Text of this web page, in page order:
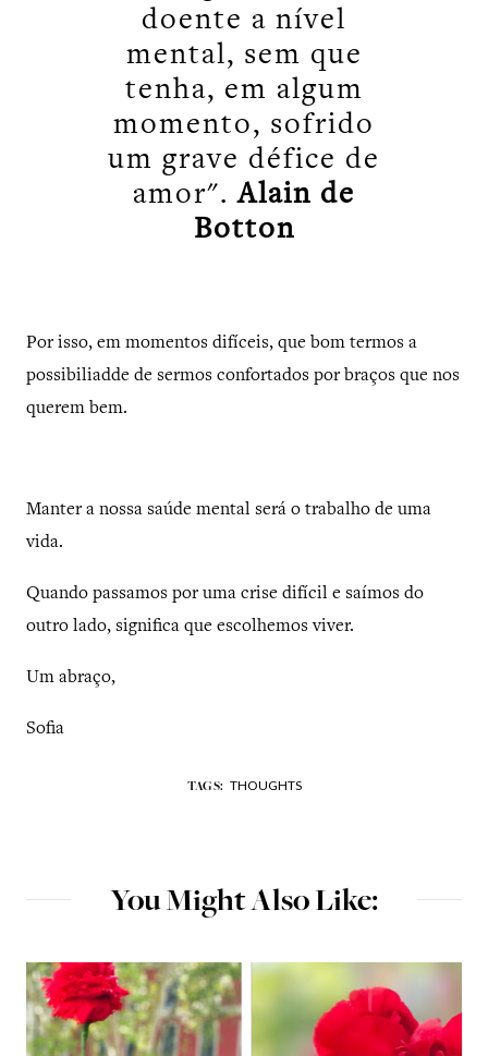
doente a nível
mental, sem que
tenha, em algum
momento, sofrido
um grave défice de
amor".Alain de
Botton
Por isso, em momentos difíceis, que bom termos a
possibiliadde de sermos confortados por braços que nos
querem bem.
Manter a nossa saúde mental será o trabalho de uma
vida.
Quando passamos por uma crise difícil e saímos do
outro lado, significa que escolhemos viver.
Um abraço,
Sofia
TAGS: THOUGHTS
You Might Also Like: